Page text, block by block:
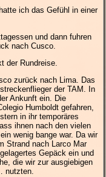
ich das Gefühl in einer
und dann fuhren
nach Cusco.
der Rundreise.
zurück nach Lima. Das
der TAM. In
Ankunft ein. Die
Humboldt gefahren,
in ihr temporäres
ihnen nach den vielen
wenig bange war. Da wir
Strand nach Larco Mar
Gepäck ein und
die wir zur ausgiebigen
nutzten.